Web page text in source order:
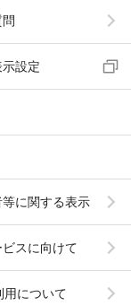
設定
に関する表示
スに向けて
用について